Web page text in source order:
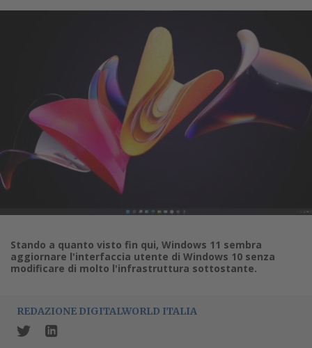
Stando a quanto visto fin qui, Windows 11 sembra
aggiornare l'interfaccia utente di Windows 10 senza
modificare di molto l'infrastruttura sottostante.
REDAZIONE DIGITALWORLD ITALIA